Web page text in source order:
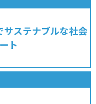
サステナブルな社会
ト